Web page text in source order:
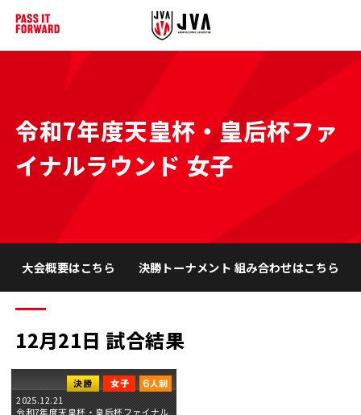
令和7年度天皇杯・皇后杯ファ
イナルラウンド 女子
大会概要はこちら 決勝トーナメント 組み合わせはこちら
12月21日 試合結果
2025.12.21
令和7年度天皇杯・皇后杯ファイナル